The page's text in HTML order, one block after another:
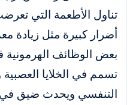
تناول الأطعمة التي
أضرار كبيرة مثل زيادة
بعض الوظائف
تسمم في الخلايا العصبية
التنفسي ويحدث ضيق في